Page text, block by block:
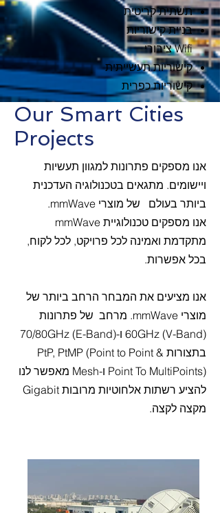
תשתית קריטית
בניית קישוריות
Wifi ציבורי
קישוריות תעשייתית
קישוריות כפרית
Our Smart Cities
Projects
אנו מספקים פתרונות למגוון תעשיות
ויישומים. מתגאים בטכנולוגיה העדכנית
ביותר בעולם של מוצרי mmWave.
אנו מספקים טכנולוגיית mmWave
מתקדמת ואמינה לכל פרויקט, לכל לקוח,
בכל אפשרות.
אנו מציעים את המבחר הרחב ביותר של
מוצרי mmWave. מרחב של פתרונות
60GHz (V-Band) ו-70/80GHz (E-Band)
בתצורות PtP, PtMP (Point to Point &
Point To MultiPoints) ו-Mesh מאפשר לנו
להציע רשתות אלחוטיות מרובות Gigabit
מקצה לקצה.